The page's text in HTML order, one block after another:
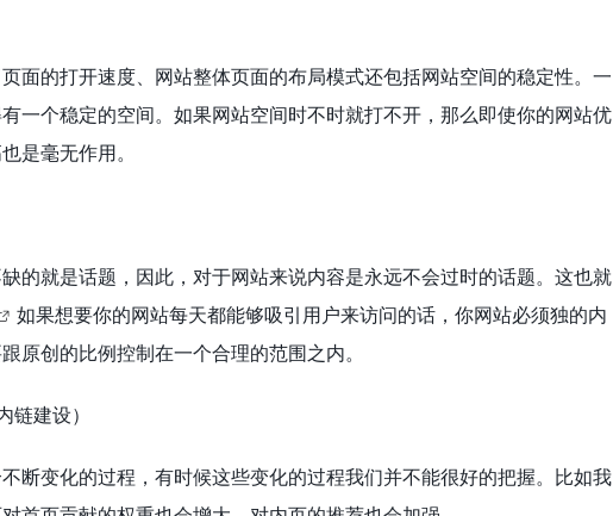
面的打开速度、网站整体页面的布局模式还包括网站空间的稳定性。一
一个稳定的空间。如果网站空间时不时就打不开，那么即使你的网站优
是毫无作用。
的就是话题，因此，对于网站来说内容是永远不会过时的话题。这也就
如果想要你的网站每天都能够吸引用户来访问的话，你网站必须独的内
原创的比例控制在一个合理的范围之内。
建设）
断变化的过程，有时候这些变化的过程我们并不能很好的把握。比如我